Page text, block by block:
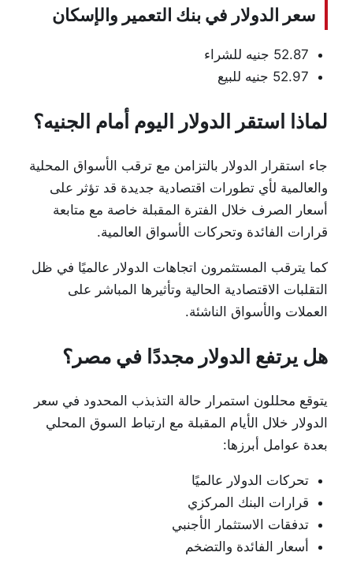
سعر الدولار في بنك التعمير والإسكان
52.87 جنيه للشراء
52.97 جنيه للبيع
لماذا استقر الدولار اليوم أمام الجنيه؟
جاء استقرار الدولار بالتزامن مع ترقب الأسواق المحلية
والعالمية لأي تطورات اقتصادية جديدة قد تؤثر على
أسعار الصرف خلال الفترة المقبلة خاصة مع متابعة
قرارات الفائدة وتحركات الأسواق العالمية.
كما يترقب المستثمرون اتجاهات الدولار عالميًا في ظل
التقلبات الاقتصادية الحالية وتأثيرها المباشر على
العملات والأسواق الناشئة.
هل يرتفع الدولار مجددًا في مصر؟
يتوقع محللون استمرار حالة التذبذب المحدود في سعر
الدولار خلال الأيام المقبلة مع ارتباط السوق المحلي
بعدة عوامل أبرزها:
تحركات الدولار عالميًا
قرارات البنك المركزي
تدفقات الاستثمار الأجنبي
أسعار الفائدة والتضخم